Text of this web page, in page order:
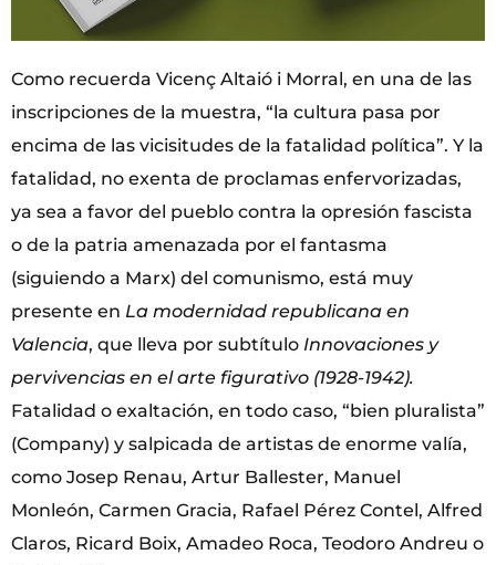
Como recuerda Vicenç Altaió i Morral, en una de las
inscripciones de la muestra, “la cultura pasa por
encima de las vicisitudes de la fatalidad política”. Y la
fatalidad, no exenta de proclamas enfervorizadas,
ya sea a favor del pueblo contra la opresión fascista
o de la patria amenazada por el fantasma
(siguiendo a Marx) del comunismo, está muy
presente en La modernidad republicana en
Valencia, que lleva por subtítulo Innovaciones y
pervivencias en el arte figurativo (1928-1942).
Fatalidad o exaltación, en todo caso, “bien pluralista”
(Company) y salpicada de artistas de enorme valía,
como Josep Renau, Artur Ballester, Manuel
Monleón, Carmen Gracia, Rafael Pérez Contel, Alfred
Claros, Ricard Boix, Amadeo Roca, Teodoro Andreu o